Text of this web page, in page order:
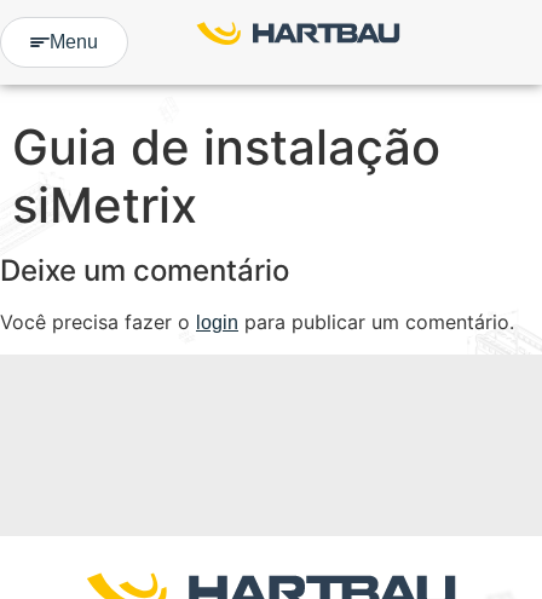
Menu
Guia de instalação
siMetrix
Deixe um comentário
Você precisa fazer o login para publicar um comentário.